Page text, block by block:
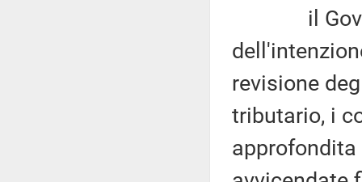
il
revisione
tributario, i